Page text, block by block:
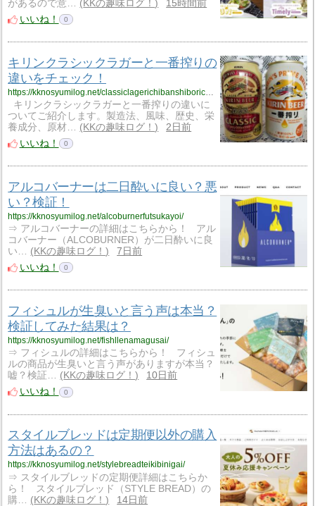
があるので意…
KKの趣味ログ！
15時間前
いいね！
0
キリンクラシックラガーと一番搾りの
違いをチェック！
キリンクラシックラガーと一番搾りの違いに
ついてご紹介します。製造法、風味、歴史、栄
養成分、原材…
KKの趣味ログ！
2日前
いいね！
0
アルコバーナーは二日酔いに良い？悪
い？検証！
https://kknosyumilog.net/alcoburnerfutsukayoi/
⇒ アルコバーナーの詳細はこちらから！ アル
コバーナー（ALCOBURNER）が二日酔いに良
い…
KKの趣味ログ！
7日前
いいね！
0
フィシュルが生臭いと言う声は本当？
検証してみた結果は？
https://kknosyumilog.net/fishllenamagusai/
⇒ フィシュルの詳細はこちらから！ フィシュ
ルの商品が生臭いと言う声がありますが本当？
嘘？検証…
KKの趣味ログ！
10日前
いいね！
0
スタイルブレッドは定期便以外の購入
方法はあるの？
https://kknosyumilog.net/stylebreadteikibinigai/
⇒ スタイルブレッドの定期便詳細はこちらか
ら！ スタイルブレッド（STYLE BREAD）の
購…
KKの趣味ログ！
14日前